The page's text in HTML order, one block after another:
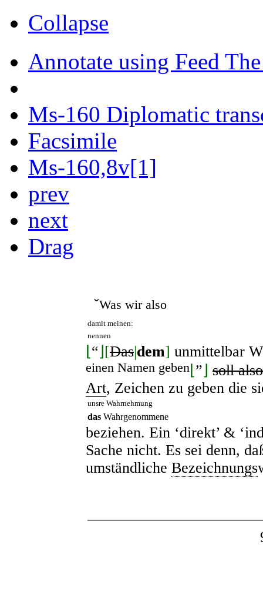
Collapse
Annotate using Feed
Ms-160 Diplomatic
Facsimile
Ms-160,8v[1]
prev
next
Drag
ˇWas wir also
damit meinen:
nennen
⌊ “ ⌋[Das|dem] unmittelbar
einen Namen geben ”
soll also
Art, Zeichen zu geben die
unsre Wahrnehmung
das Wahrgenommene
beziehen. Ein ‘direkt’ &
Sache nicht. Es sei denn,
umständliche Bezeichnungs